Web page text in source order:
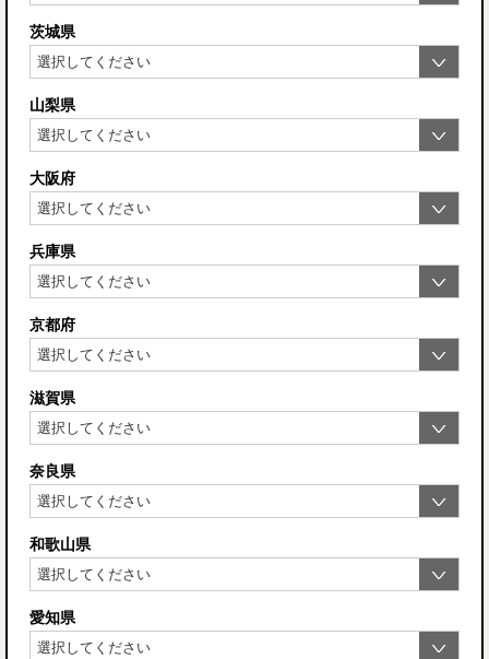
茨城県
山梨県
大阪府
兵庫県
京都府
滋賀県
奈良県
和歌山県
愛知県